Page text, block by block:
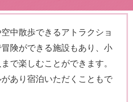
中散歩できるアトラクショ
険ができる施設もあり、小
で楽しむことができます。
あり宿泊いただくこともで